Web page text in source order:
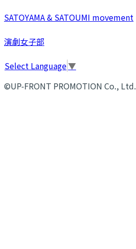
SATOYAMA & SATOUMI movement
演劇女子部
Select Language▼
©UP-FRONT PROMOTION Co., Ltd.